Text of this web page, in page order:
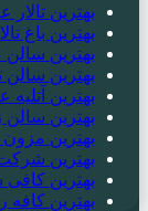
بهترین تالار
بهترین باغ
بهترین سالن
بهترین سالن
بهترین آتلیه
بهترین سالن
بهترین
بهترین
بهترین کافی
بهترین کافه